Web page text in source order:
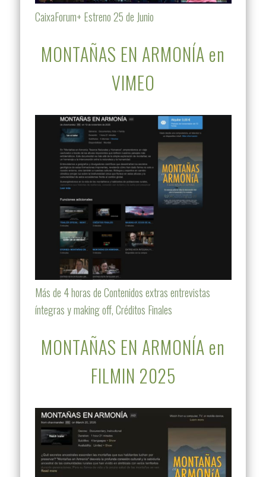
CaixaForum+ Estreno 25 de Junio
MONTAÑAS EN ARMONÍA en
VIMEO
Más de 4 horas de Contenidos extras entrevistas
íntegras y making off, Créditos Finales
MONTAÑAS EN ARMONÍA en
FILMIN 2025